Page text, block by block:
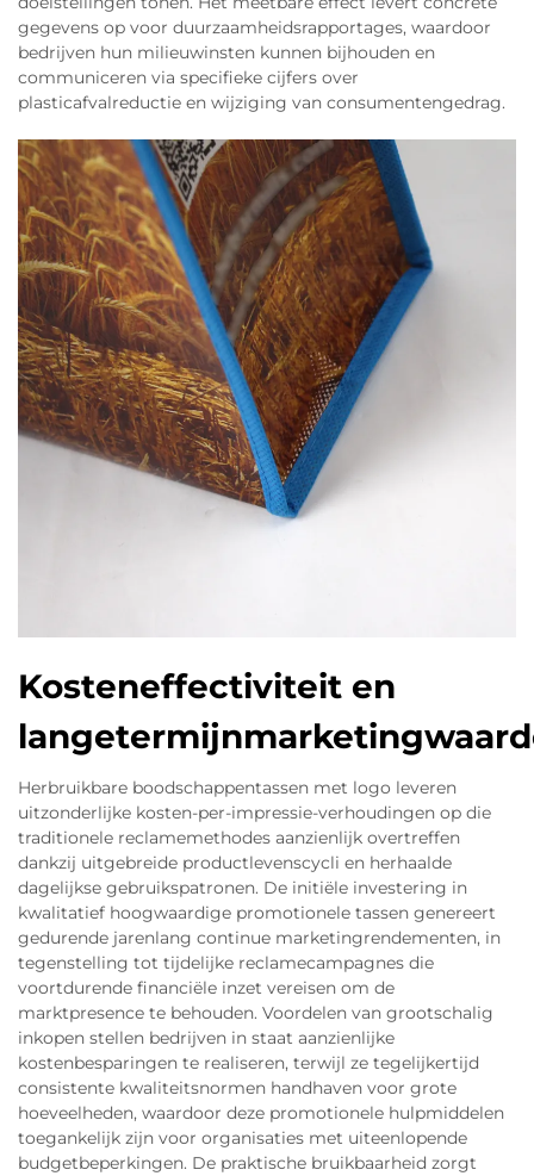
gegevens op voor duurzaamheidsrapportages, waardoor
bedrijven hun milieuwinsten kunnen bijhouden en
communiceren via specifieke cijfers over
plasticafvalreductie en wijziging van consumentengedrag.
Kosteneffectiviteit en
Herbruikbare boodschappentassen met logo leveren
uitzonderlijke kosten-per-impressie-verhoudingen op die
traditionele reclamemethodes aanzienlijk overtreffen
dankzij uitgebreide productlevenscycli en herhaalde
dagelijkse gebruikspatronen. De initiële investering in
kwalitatief hoogwaardige promotionele tassen genereert
gedurende jarenlang continue marketingrendementen, in
tegenstelling tot tijdelijke reclamecampagnes die
voortdurende financiële inzet vereisen om de
marktpresence te behouden. Voordelen van grootschalig
inkopen stellen bedrijven in staat aanzienlijke
kostenbesparingen te realiseren, terwijl ze tegelijkertijd
consistente kwaliteitsnormen handhaven voor grote
hoeveelheden, waardoor deze promotionele hulpmiddelen
toegankelijk zijn voor organisaties met uiteenlopende
budgetbeperkingen. De praktische bruikbaarheid zorgt